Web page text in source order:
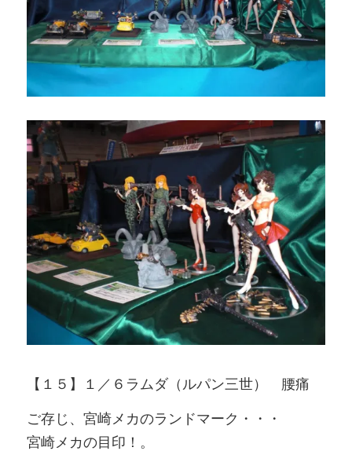
【１５】１／６ラムダ（ルパン三世） 腰痛
ご存じ、宮崎メカのランドマーク・・・
宮崎メカの目印！。